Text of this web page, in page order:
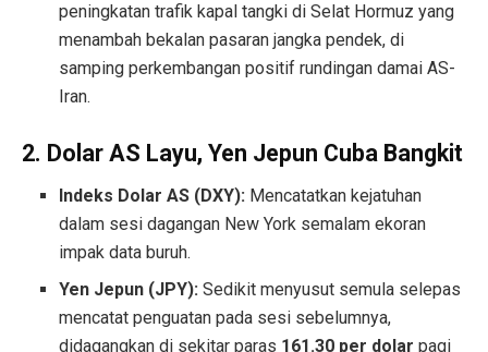
peningkatan trafik kapal tangki di Selat Hormuz yang
menambah bekalan pasaran jangka pendek, di
samping perkembangan positif rundingan damai AS-
Iran.
2. Dolar AS Layu, Yen Jepun Cuba Bangkit
Indeks Dolar AS (DXY): Mencatatkan kejatuhan
dalam sesi dagangan New York semalam ekoran
impak data buruh.
Yen Jepun (JPY): Sedikit menyusut semula selepas
mencatat penguatan pada sesi sebelumnya,
didagangkan di sekitar paras 161.30 per dolar pagi